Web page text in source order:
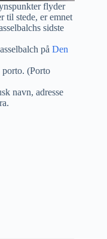
flyder
til stede, er emnet
sidste
på Den
porto. (Porto
navn, adresse